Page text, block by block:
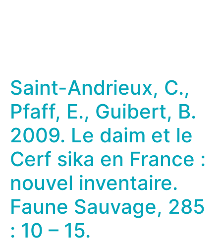
Saint-Andrieux, C.,
Pfaff, E., Guibert, B.
2009. Le daim et le
Cerf sika en France :
nouvel inventaire.
Faune Sauvage, 285
: 10 – 15.